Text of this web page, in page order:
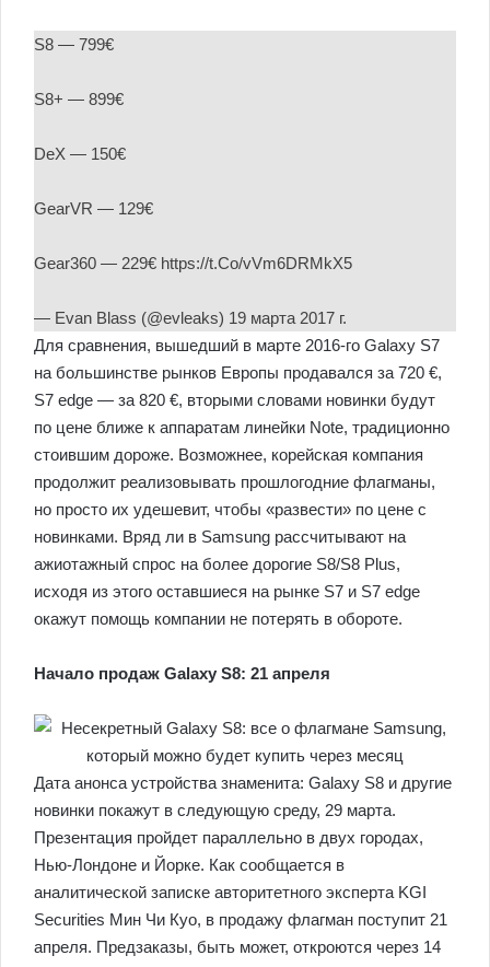
S8 — 799€
S8+ — 899€
DeX — 150€
GearVR — 129€
Gear360 — 229€ https://t.Co/vVm6DRMkX5
— Evan Blass (@evleaks) 19 марта 2017 г.
Для сравнения, вышедший в марте 2016-го Galaxy S7
на большинстве рынков Европы продавался за 720 €,
S7 edge — за 820 €, вторыми словами новинки будут
по цене ближе к аппаратам линейки Note, традиционно
стоившим дороже. Возможнее, корейская компания
продолжит реализовывать прошлогодние флагманы,
но просто их удешевит, чтобы «развести» по цене с
новинками. Вряд ли в Samsung рассчитывают на
ажиотажный спрос на более дорогие S8/S8 Plus,
исходя из этого оставшиеся на рынке S7 и S7 edge
окажут помощь компании не потерять в обороте.
Начало продаж Galaxy S8: 21 апреля
Дата анонса устройства знаменита: Galaxy S8 и другие
новинки покажут в следующую среду, 29 марта.
Презентация пройдет параллельно в двух городах,
Нью-Лондоне и Йорке. Как сообщается в
аналитической записке авторитетного эксперта KGI
Securities Мин Чи Куо, в продажу флагман поступит 21
апреля. Предзаказы, быть может, откроются через 14